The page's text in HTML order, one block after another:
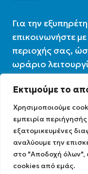
Εκτιμούμε το
Χρησιμοποιούμε
εμπειρία
εξατομικευμένες
αναλύουμε την
στο "Αποδοχή όλων",
cookies από εμάς.
Για την
επικοινωνήστε
περιοχής σας,
ωράριο
Ωράριο
Diathermiki.gr ©